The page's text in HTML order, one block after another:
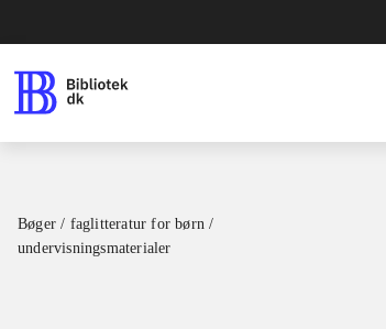
Bøger / faglitteratur for børn /
undervisningsmaterialer